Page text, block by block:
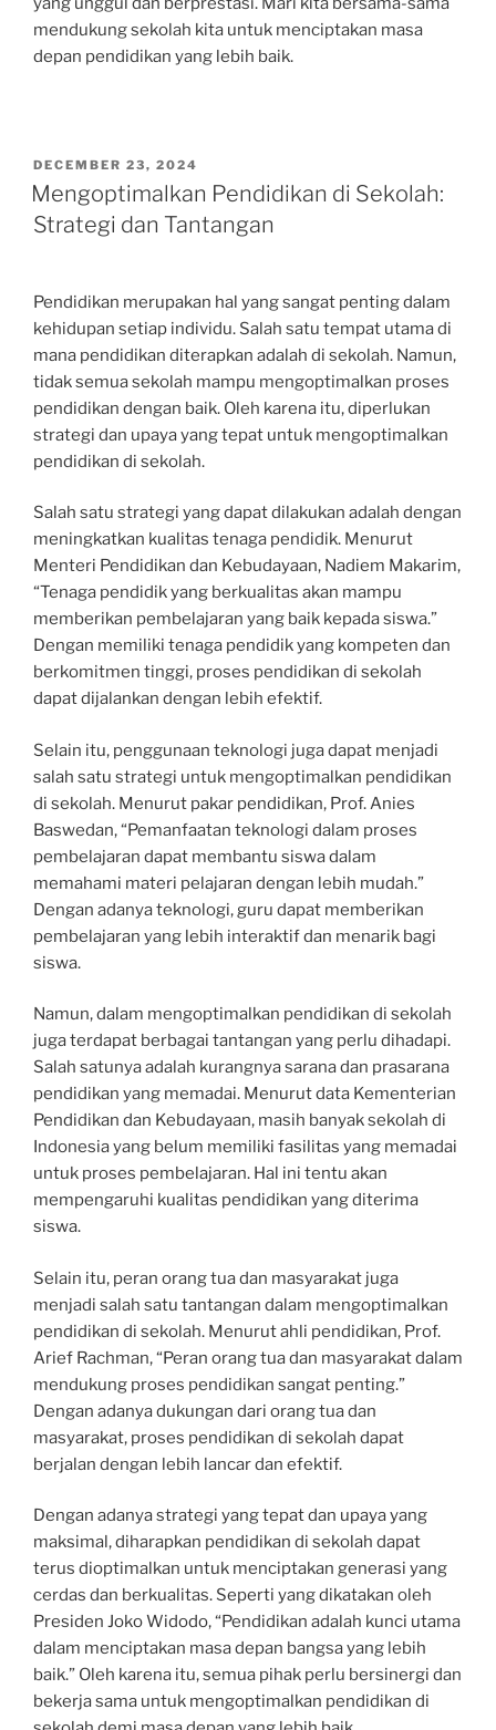
mendukung sekolah kita untuk menciptakan masa
depan pendidikan yang lebih baik.
POSTED
ON
DECEMBER 23, 2024
Mengoptimalkan Pendidikan di Sekolah:
Strategi dan Tantangan
Pendidikan merupakan hal yang sangat penting dalam
kehidupan setiap individu. Salah satu tempat utama di
mana pendidikan diterapkan adalah di sekolah. Namun,
tidak semua sekolah mampu mengoptimalkan proses
pendidikan dengan baik. Oleh karena itu, diperlukan
strategi dan upaya yang tepat untuk mengoptimalkan
pendidikan di sekolah.
Salah satu strategi yang dapat dilakukan adalah dengan
meningkatkan kualitas tenaga pendidik. Menurut
Menteri Pendidikan dan Kebudayaan, Nadiem Makarim,
“Tenaga pendidik yang berkualitas akan mampu
memberikan pembelajaran yang baik kepada siswa.”
Dengan memiliki tenaga pendidik yang kompeten dan
berkomitmen tinggi, proses pendidikan di sekolah
dapat dijalankan dengan lebih efektif.
Selain itu, penggunaan teknologi juga dapat menjadi
salah satu strategi untuk mengoptimalkan pendidikan
di sekolah. Menurut pakar pendidikan, Prof. Anies
Baswedan, “Pemanfaatan teknologi dalam proses
pembelajaran dapat membantu siswa dalam
memahami materi pelajaran dengan lebih mudah.”
Dengan adanya teknologi, guru dapat memberikan
pembelajaran yang lebih interaktif dan menarik bagi
siswa.
Namun, dalam mengoptimalkan pendidikan di sekolah
juga terdapat berbagai tantangan yang perlu dihadapi.
Salah satunya adalah kurangnya sarana dan prasarana
pendidikan yang memadai. Menurut data Kementerian
Pendidikan dan Kebudayaan, masih banyak sekolah di
Indonesia yang belum memiliki fasilitas yang memadai
untuk proses pembelajaran. Hal ini tentu akan
mempengaruhi kualitas pendidikan yang diterima
siswa.
Selain itu, peran orang tua dan masyarakat juga
menjadi salah satu tantangan dalam mengoptimalkan
pendidikan di sekolah. Menurut ahli pendidikan, Prof.
Arief Rachman, “Peran orang tua dan masyarakat dalam
mendukung proses pendidikan sangat penting.”
Dengan adanya dukungan dari orang tua dan
masyarakat, proses pendidikan di sekolah dapat
berjalan dengan lebih lancar dan efektif.
Dengan adanya strategi yang tepat dan upaya yang
maksimal, diharapkan pendidikan di sekolah dapat
terus dioptimalkan untuk menciptakan generasi yang
cerdas dan berkualitas. Seperti yang dikatakan oleh
Presiden Joko Widodo, “Pendidikan adalah kunci utama
dalam menciptakan masa depan bangsa yang lebih
baik.” Oleh karena itu, semua pihak perlu bersinergi dan
bekerja sama untuk mengoptimalkan pendidikan di